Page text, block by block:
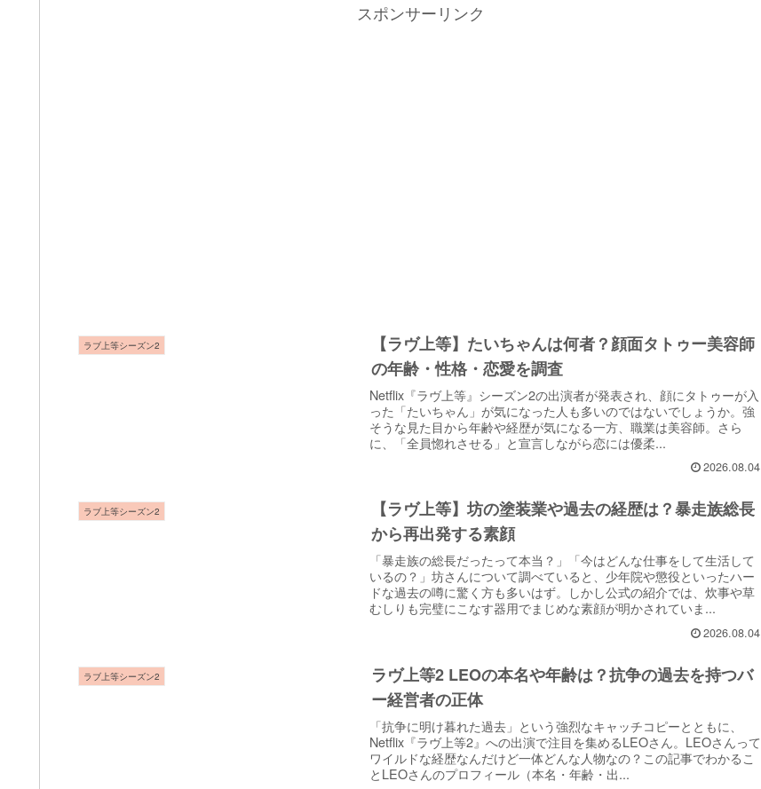
スポンサーリンク
ラブ上等シーズン2
【ラヴ上等】たいちゃんは何者？顔面タトゥー美容師
の年齢・性格・恋愛を調査
Netflix『ラヴ上等』シーズン2の出演者が発表され、顔にタトゥーが入
った「たいちゃん」が気になった人も多いのではないでしょうか。強
そうな見た目から年齢や経歴が気になる一方、職業は美容師。さら
に、「全員惚れさせる」と宣言しながら恋には優柔...
2026.08.04
ラブ上等シーズン2
【ラヴ上等】坊の塗装業や過去の経歴は？暴走族総長
から再出発する素顔
「暴走族の総長だったって本当？」「今はどんな仕事をして生活して
いるの？」坊さんについて調べていると、少年院や懲役といったハー
ドな過去の噂に驚く方も多いはず。しかし公式の紹介では、炊事や草
むしりも完璧にこなす器用でまじめな素顔が明かされていま...
2026.08.04
ラブ上等シーズン2
ラヴ上等2 LEOの本名や年齢は？抗争の過去を持つバ
ー経営者の正体
「抗争に明け暮れた過去」という強烈なキャッチコピーとともに、
Netflix『ラヴ上等2』への出演で注目を集めるLEOさん。LEOさんって
ワイルドな経歴なんだけど一体どんな人物なの？この記事でわかるこ
とLEOさんのプロフィール（本名・年齢・出...